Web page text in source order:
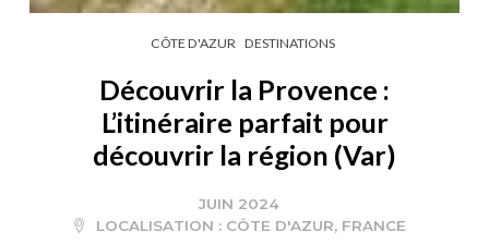
CÔTE D'AZUR DESTINATIONS
Découvrir la Provence :
L’itinéraire parfait pour
découvrir la région (Var)
JUIN 2024
LOCALISATION : CÔTE D'AZUR, FRANCE